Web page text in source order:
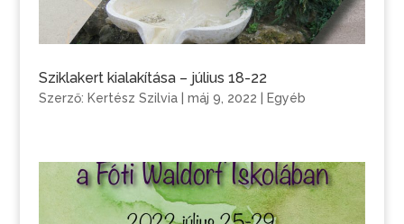
Sziklakert kialakítása – július 18-22
Szerző: Kertész Szilvia| máj 9, 2022 Egyéb